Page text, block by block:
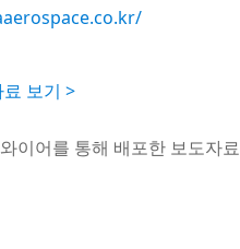
보기 >
이어를 통해 배포한 보도자